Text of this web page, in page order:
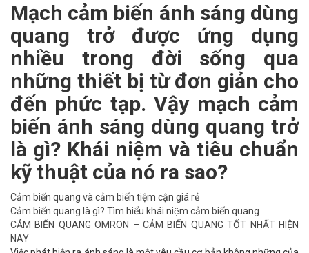
Mạch cảm biến ánh sáng dùng
quang trở được ứng dụng
nhiều trong đời sống qua
những thiết bị từ đơn giản cho
đến phức tạp. Vậy mạch cảm
biến ánh sáng dùng quang trở
là gì? Khái niệm và tiêu chuẩn
kỹ thuật của nó ra sao?
Cảm biến quang và cảm biến tiệm cận giá rẻ
Cảm biến quang là gì? Tìm hiểu khái niệm cảm biến quang
CẢM BIẾN QUANG OMRON – CẢM BIẾN QUANG TỐT NHẤT HIỆN
NAY